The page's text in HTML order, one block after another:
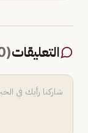
التعليقات(